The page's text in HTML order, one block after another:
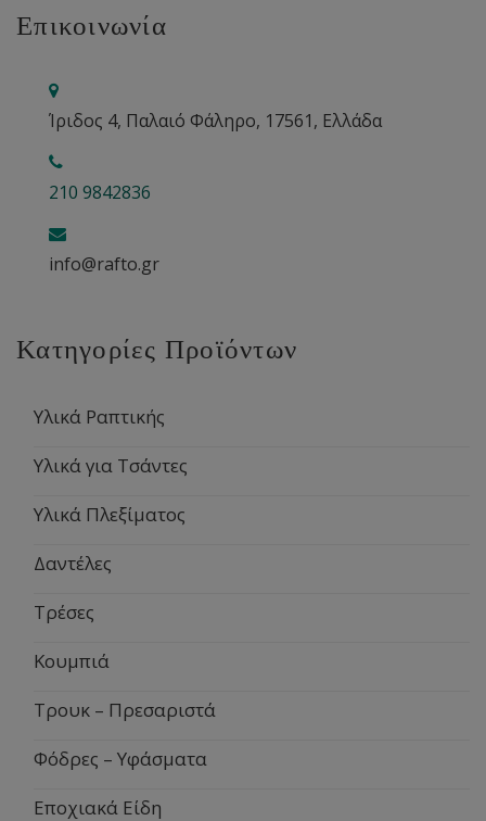
Επικοινωνία
Ίριδος 4, Παλαιό Φάληρο, 17561, Ελλάδα
210 9842836
info@rafto.gr
Κατηγορίες Προϊόντων
Υλικά Ραπτικής
Υλικά για Τσάντες
Υλικά Πλεξίματος
Δαντέλες
Τρέσες
Κουμπιά
Τρουκ – Πρεσαριστά
Φόδρες – Υφάσματα
Εποχιακά Είδη